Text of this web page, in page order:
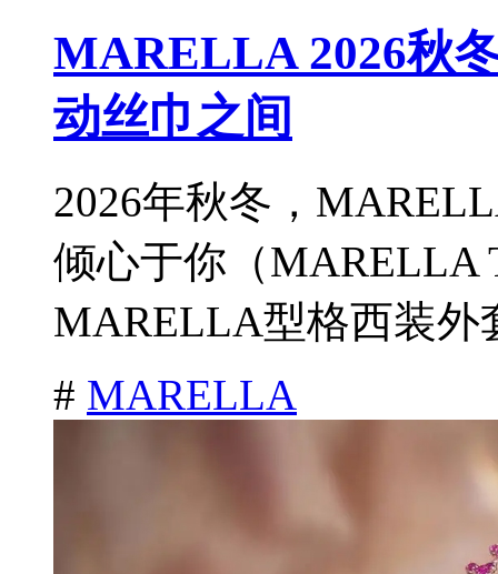
MARELLA 2026秋
动丝巾之间
2026年秋冬，
倾心于你（MARELLA
MARELLA型格西装外
# MARELLA